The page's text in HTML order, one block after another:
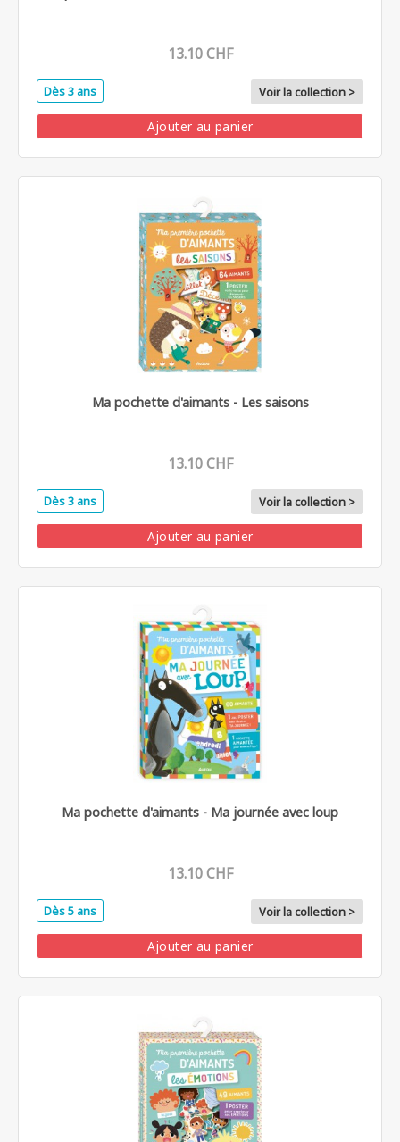
13.10 CHF
Dès 3 ans Voir la collection >
Ajouter au panier
Ma pochette d'aimants - Les saisons
13.10 CHF
Dès 3 ans Voir la collection >
Ajouter au panier
Ma pochette d'aimants - Ma journée avec loup
13.10 CHF
Dès 5 ans Voir la collection >
Ajouter au panier